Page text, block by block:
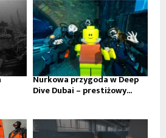
Nurkowa przygoda w Deep
Dive Dubai – prestiżowy...